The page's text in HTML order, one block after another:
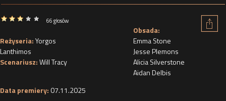
66 głosów
Reżyseria:Yorgos
Lanthimos
Scenariusz:Will Tracy
Data premiery: 07.11.2025
Obsada:
Emma Stone
Jesse Plemons
Alicia Silverstone
Aidan Delbis